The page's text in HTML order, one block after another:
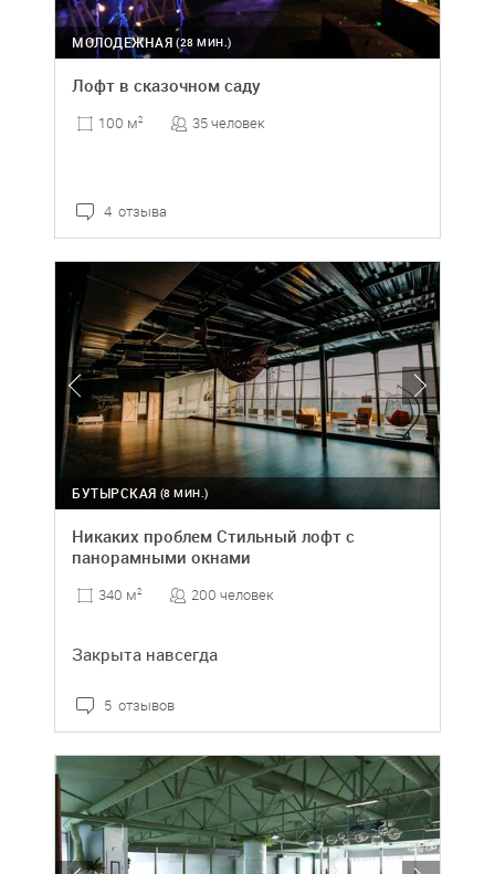
(28 МИН.)
МОЛОДЕЖНАЯ
Лофт в сказочном саду
100 м2 35 человек
4 отзыва
(8 МИН.)
БУТЫРСКАЯ
Никаких проблем Стильный лофт с
панорамными окнами
340 м2 200 человек
Закрыта навсегда
5 отзывов